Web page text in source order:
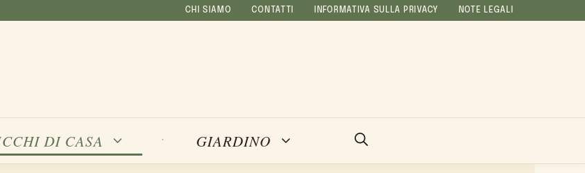
CHI SIAMO CONTATTI INFORMATIVA SULLA PRIVACY NOTE LEGALI
DI CASA GIARDINO